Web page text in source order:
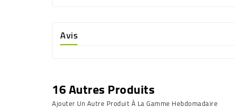
Avis
16 Autres Produits
Ajouter Un Autre Produit À La Gamme Hebdomadaire